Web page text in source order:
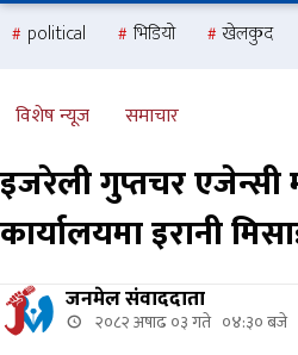
political भिडियो खेलकुद
national
health
विशेष न्यूज समाचार
इजरेली गुप्तचर एजेन्सी
कार्यालयमा इरानी
जनमेल संवाददाता
२०८२ अषाढ ०३ गते ०४:३० बजे